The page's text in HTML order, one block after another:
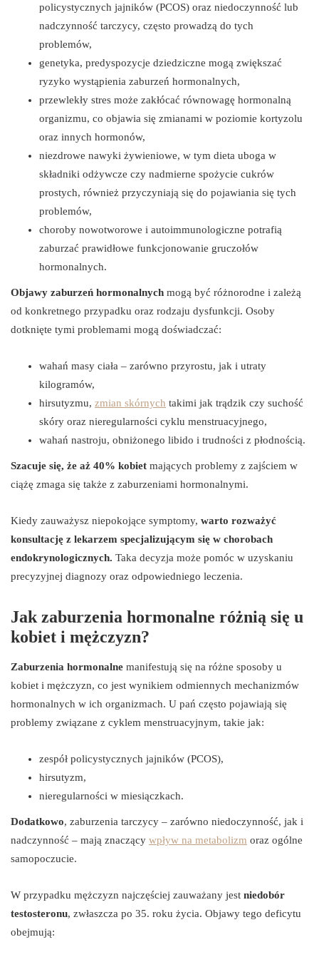
policystycznych jajników (PCOS) oraz niedoczynność lub
nadczynność tarczycy, często prowadzą do tych
problemów,
genetyka, predyspozycje dziedziczne mogą zwiększać
ryzyko wystąpienia zaburzeń hormonalnych,
przewlekły stres może zakłócać równowagę hormonalną
organizmu, co objawia się zmianami w poziomie kortyzolu
oraz innych hormonów,
niezdrowe nawyki żywieniowe, w tym dieta uboga w
składniki odżywcze czy nadmierne spożycie cukrów
prostych, również przyczyniają się do pojawiania się tych
problemów,
choroby nowotworowe i autoimmunologiczne potrafią
zaburzać prawidłowe funkcjonowanie gruczołów
hormonalnych.
Objawy zaburzeń hormonalnych mogą być różnorodne i zależą
od konkretnego przypadku oraz rodzaju dysfunkcji. Osoby
dotknięte tymi problemami mogą doświadczać:
wahań masy ciała – zarówno przyrostu, jak i utraty
kilogramów,
hirsutyzmu, zmian skórnych takimi jak trądzik czy suchość
skóry oraz nieregularności cyklu menstruacyjnego,
wahań nastroju, obniżonego libido i trudności z płodnością.
Szacuje się, że aż 40% kobiet mających problemy z zajściem w
ciążę zmaga się także z zaburzeniami hormonalnymi.
Kiedy zauważysz niepokojące symptomy, warto rozważyć
konsultację z lekarzem specjalizującym się w chorobach
endokrynologicznych. Taka decyzja może pomóc w uzyskaniu
precyzyjnej diagnozy oraz odpowiedniego leczenia.
Jak zaburzenia hormonalne różnią się u
kobiet i mężczyzn?
Zaburzenia hormonalne manifestują się na różne sposoby u
kobiet i mężczyzn, co jest wynikiem odmiennych mechanizmów
hormonalnych w ich organizmach. U pań często pojawiają się
problemy związane z cyklem menstruacyjnym, takie jak:
zespół policystycznych jajników (PCOS),
hirsutyzm,
nieregularności w miesiączkach.
Dodatkowo, zaburzenia tarczycy – zarówno niedoczynność, jak i
nadczynność – mają znaczący wpływ na metabolizm oraz ogólne
samopoczucie.
W przypadku mężczyzn najczęściej zauważany jest niedobór
testosteronu, zwłaszcza po 35. roku życia. Objawy tego deficytu
obejmują: